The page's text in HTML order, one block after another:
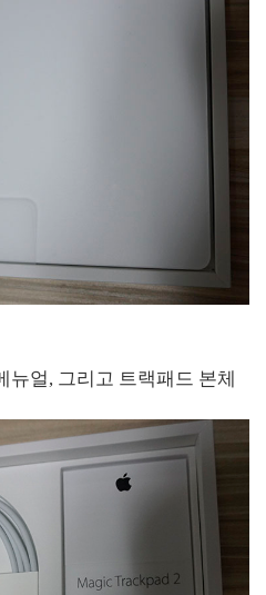
뉴얼, 그리고 트랙패드 본체